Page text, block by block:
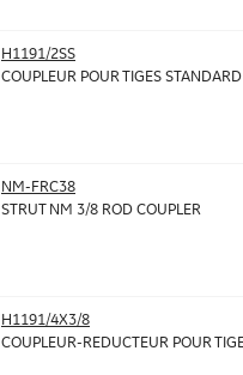
H1191/2SS
COUPLEUR POUR TIGES STANDARD
NM-FRC38
STRUT NM 3/8 ROD COUPLER
H1191/4X3/8
COUPLEUR-REDUCTEUR POUR